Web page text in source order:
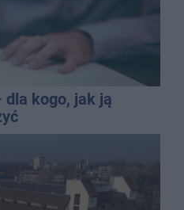
dla kogo, jak ją